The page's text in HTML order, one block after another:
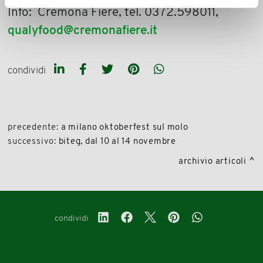
Info: Cremona Fiere, tel. 0372.598011,
qualyfood@cremonafiere.it
condividi
precedente: a milano oktoberfest sul molo
successivo: biteg, dal 10 al 14 novembre
archivio articoli
condividi